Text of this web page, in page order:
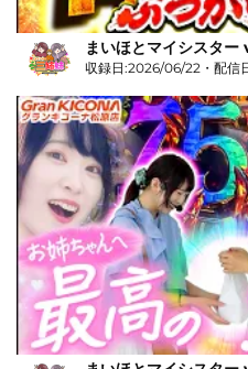
まいほとマイシスター
収録日:2026/06/22・配信